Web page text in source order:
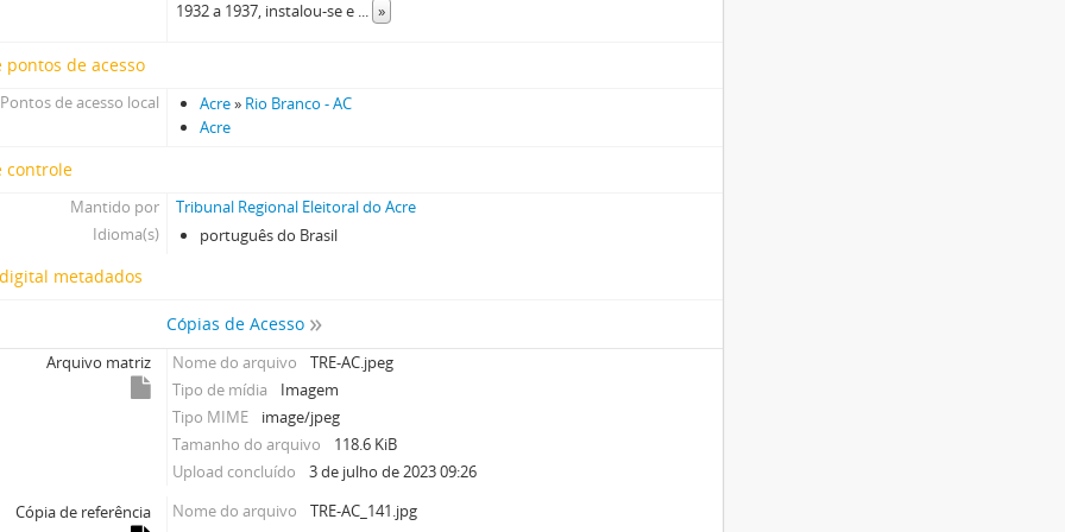
1932 a 1937, instalou-se e ... »
pontos de acesso
Pontos de acesso local Acre» Rio Branco - AC
Acre
controle
Mantido por
Tribunal Regional Eleitoral do Acre
Idioma(s)
português do Brasil
metadados
Cópias de Acesso
Arquivo matriz Nome do arquivo
TRE-AC.jpeg
Tipo de mídia
Imagem
Tipo MIME
image/jpeg
Tamanho do arquivo
118.6 KiB
Upload concluído
3 de julho de 2023 09:26
Cópia de referência
Nome do arquivo
TRE-AC_141.jpg